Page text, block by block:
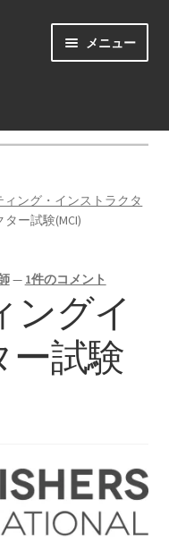
メニュー
ュ
を
展
メ
ュ
ー
メ
展
開
ストラクターとは
サ
ー
を
展
開
トラクター試験(CI)
トラクター試験(MCI)
クター試験
ィング・インストラクタ
ー試験(MCI)
— 1件のコメント
ングイ
ー試験